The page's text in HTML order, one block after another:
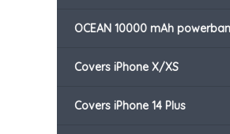
OCEAN 10000 mAh
Covers iPhone X/XS
Covers iPhone 14 Plus